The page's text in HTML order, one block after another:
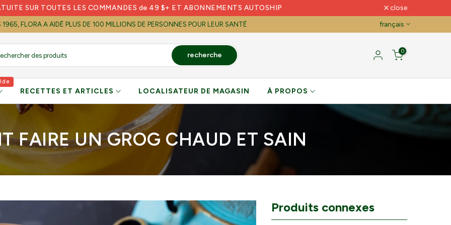
SUR TOUTES LES COMMANDES de 49 $+ ET ABONNEMENTS AUTOSHIP close
1965, FLORA A AIDÉ PLUS DE 100 MILLIONS DE PERSONNES POUR LEUR SANTÉ français
recherche 0
RECETTES ET ARTICLES LOCALISATEUR DE MAGASIN À PROPOS
FAIRE UN GROG CHAUD ET SAIN
Produits connexes